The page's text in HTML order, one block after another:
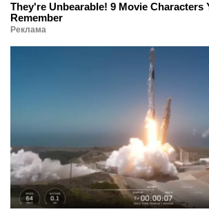
They're Unbearable! 9 Movie Characters
Remember
Реклама